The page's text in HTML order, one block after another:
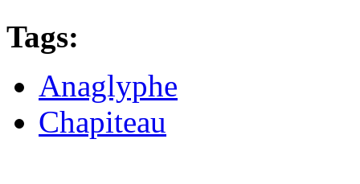
Tags:
Anaglyphe
Chapiteau